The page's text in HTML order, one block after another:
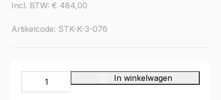
Incl. BTW: € 484,00
Artikelcode: STK-K-3-076
Service
System
In winkelwagen